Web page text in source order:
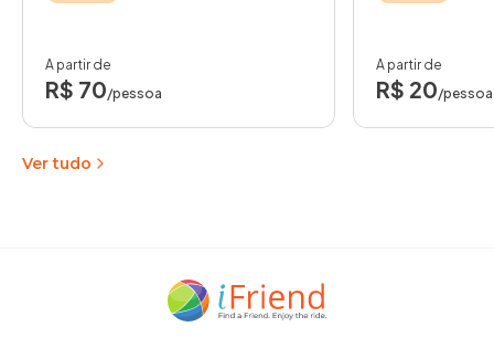
A partir de
R$ 70/pessoa
A partir de
R$ 20/pessoa
Ver tudo